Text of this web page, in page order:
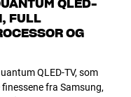
QLED-
FULL
OG
QLED-TV, som
fra Samsung,